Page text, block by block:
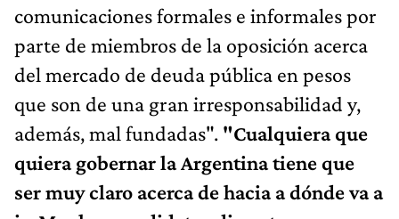
comunicaciones formales e informales por
parte de miembros de la oposición acerca
del mercado de deuda pública en pesos
que son de una gran irresponsabilidad y,
además, mal fundadas". "Cualquiera que
quiera gobernar la Argentina tiene que
ser muy claro acerca de hacia a dónde va a